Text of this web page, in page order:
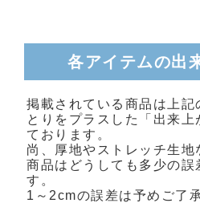
各アイテムの出
掲載されている商品は上記
とりをプラスした「出来上
ております。
尚、厚地やストレッチ生地
商品はどうしても多少の誤
す。
1～2cmの誤差は予めご了